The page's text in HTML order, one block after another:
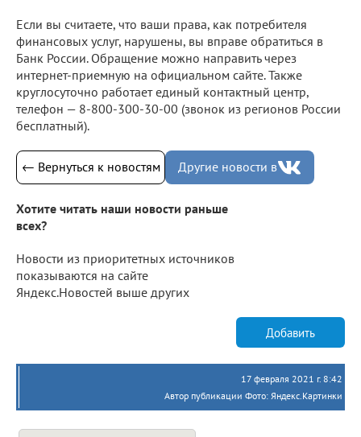
Если вы считаете, что ваши права, как потребителя
финансовых услуг, нарушены, вы вправе обратиться в
Банк России. Обращение можно направить через
интернет-приемную на официальном сайте. Также
круглосуточно работает единый контактный центр,
телефон — 8-800-300-30-00 (звонок из регионов России
бесплатный).
← Вернуться к новостям Другие новости в
Хотите читать наши новости раньше
всех?
Новости из приоритетных источников
показываются на сайте
Яндекс.Новостей выше других
Добавить
17 февраля 2021 г. 8:42
Автор публикации Фото: Яндекс.Картинки